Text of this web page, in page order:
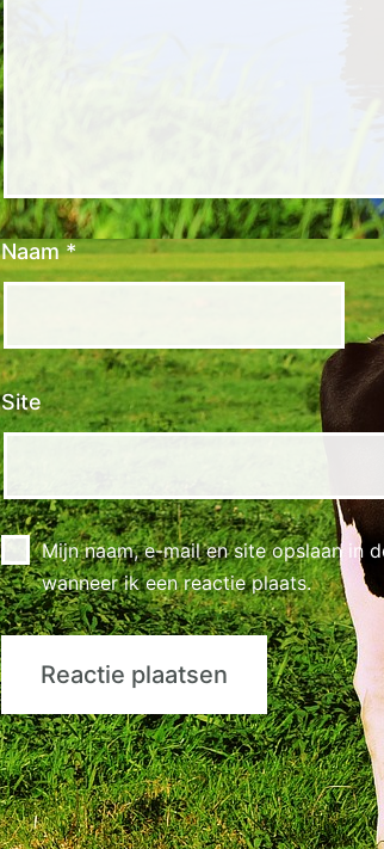
Naam*
Site
Mijn naam, e-mail en site opslaan in
wanneer ik een reactie plaats.